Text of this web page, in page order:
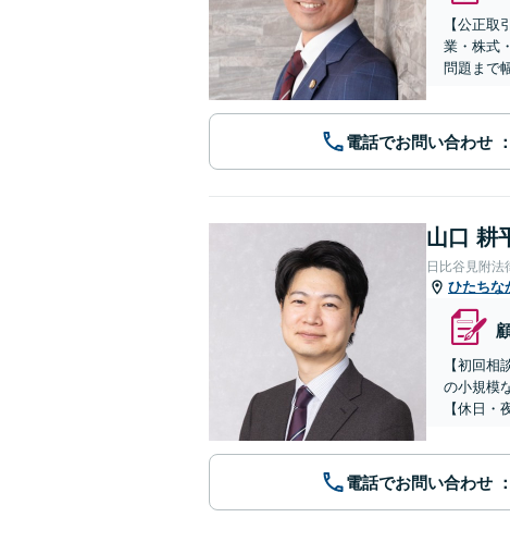
【公正
業・株式
問題まで
電話でお問い合わせ
山口 耕
日比谷見附法
ひたちな
【初回
の小規模
【休日・
電話でお問い合わせ